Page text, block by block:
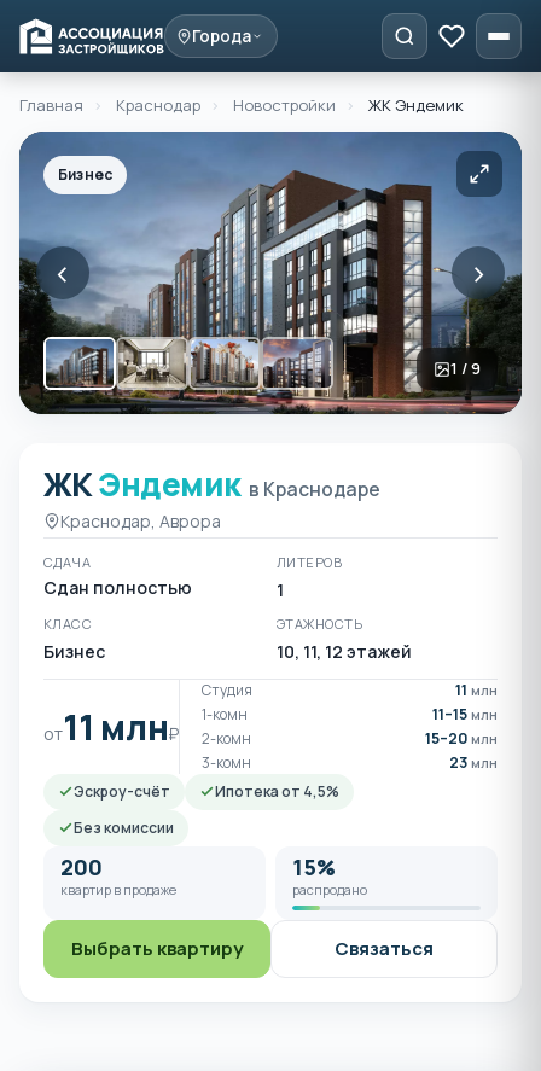
Города
Главная › Краснодар › Новостройки › ЖК Эндемик
Бизнес
‹ ›
1 / 9
ЖК Эндемик в
ЖКЭндемик в Краснодаре
Краснодар, Аврора
СДАЧА
Сдан полностью
ЛИТЕРОВ
1
КЛАСС
Бизнес
ЭТАЖНОСТЬ
10, 11, 12 этажей
от11 млн₽
Студия 11 млн
1-комн 11–15 млн
2-комн 15–20 млн
3-комн 23 млн
Эскроу-счёт
Ипотека от 4,5%
Без комиссии
200
квартир в продаже
15%
распродано
Выбрать квартиру Связаться